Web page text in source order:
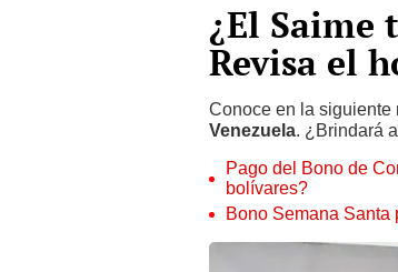
¿El Saime
Revisa el
Conoce en la siguiente
Venezuela. ¿Brindará
Pago del Bono de
bolívares?
Bono Semana Santa